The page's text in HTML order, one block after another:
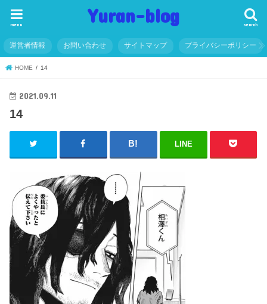
Yuran-blog search
menu
運営者情報 お問い合わせ サイトマップ プライバシーポリシー
HOME 14
2021.09.11
14
LINE